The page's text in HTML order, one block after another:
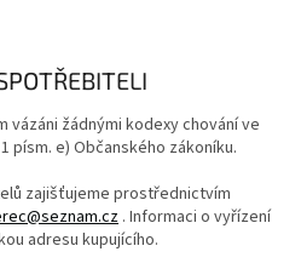
vázáni žádnými kodexy chování ve
písm. e) Občanského zákoníku.
zajišťujeme prostřednictvím
. Informaci o vyřízení
adresu kupujícího.